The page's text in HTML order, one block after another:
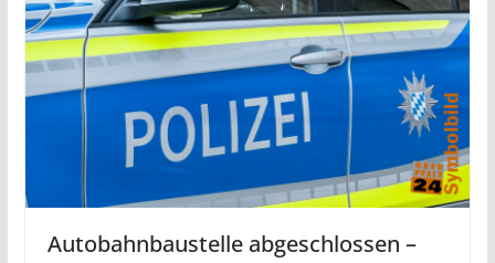
Autobahnbaustelle abgeschlossen –